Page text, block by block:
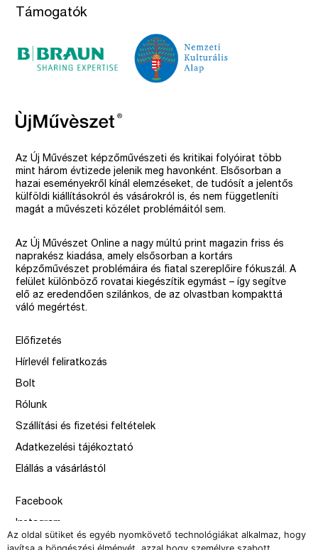
Az oldal sütiket és egyéb nyomkövető technológiákat alkalmaz, hogy
Támogatók
Az Új Művészet képzőművészeti és kritikai folyóirat több
mint három évtizede jelenik meg havonként. Elsősorban a
hazai eseményekről kínál elemzéseket, de tudósít a jelentős
külföldi kiállításokról és vásárokról is, és nem függetleníti
magát a művészeti közélet problémáitól sem.
Az Új Művészet Online a nagy múltú print magazin friss és
naprakész kiadása, amely elsősorban a kortárs
képzőművészet problémáira és fiatal szereplőire fókuszál. A
felület különböző rovatai kiegészítik egymást – így segítve
elő az eredendően szilánkos, de az olvastban kompakttá
váló megértést.
Előfizetés
Hírlevél feliratkozás
Bolt
Rólunk
Szállítási és fizetési feltételek
Adatkezelési tájékoztató
Elállás a vásárlástól
Facebook
Instagram
Issue